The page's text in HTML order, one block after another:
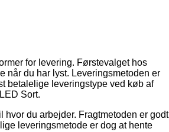
for levering. Førstevalget hos
når du har lyst. Leveringsmetoden er
betalelige leveringstype ved køb af
Sort.
du arbejder. Fragtmetoden er godt
leveringsmetode er dog at hente